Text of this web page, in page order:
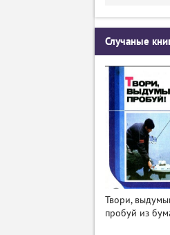
Случаные
Твори,
пробуй из